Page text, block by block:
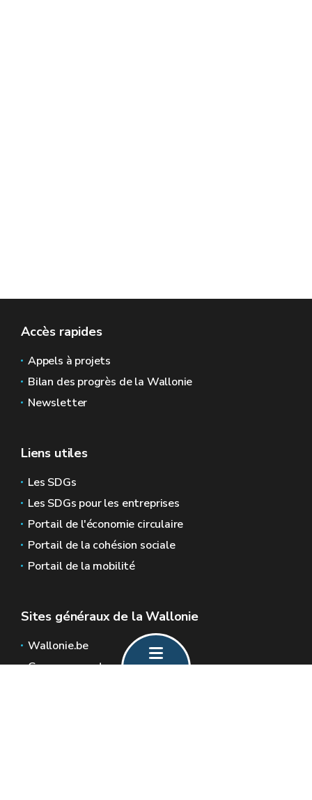
Accès rapides
Appels à projets
Bilan des progrès de la Wallonie
Newsletter
Liens utiles
Les SDGs
Les SDGs pour les entreprises
Portail de l'économie circulaire
Portail de la cohésion sociale
Portail de la mobilité
Sites généraux de la Wallonie
Wallonie.be
Gouvernement wallon